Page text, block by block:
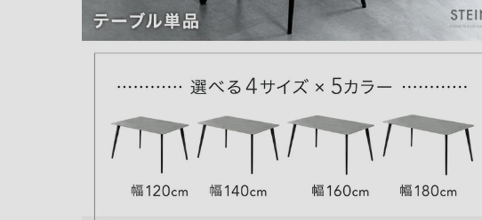
>>タンスのゲンが返信しました
この度は、タンスのゲンをご利用いただき誠にありがとうご
当商品のデザインや価格帯にご満足いただけたようで大変う
れしく思っております。
ご愛用いただけましたら幸いです。
またのご利用、心よりお待ちしております。